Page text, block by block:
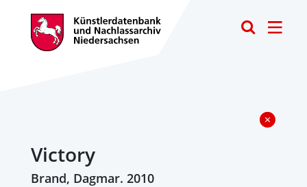
Victory
Brand, Dagmar. 2010